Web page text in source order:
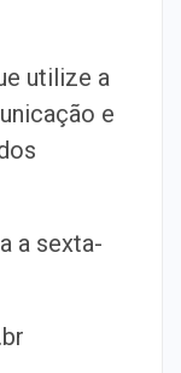
utilize a
e
a sexta-